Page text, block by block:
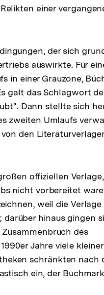
einer
der sich
auswirkte. Für
in einer Grauzone,
galt das Schlagwort
Dann stellte sich
zweiten Umlaufs
den
offiziellen
nicht vorbereitet
weil die Verlage
hinaus gingen
des
Jahre viele
schränkten nach
ein, der